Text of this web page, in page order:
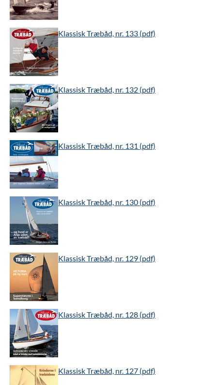
Klassisk Træbåd, nr. 133 (pdf)
Klassisk Træbåd, nr. 132 (pdf)
Klassisk Træbåd, nr. 131 (pdf)
Klassisk Træbåd, nr. 130 (pdf)
Klassisk Træbåd, nr. 129 (pdf)
Klassisk Træbåd, nr. 128 (pdf)
Klassisk Træbåd, nr. 127 (pdf)